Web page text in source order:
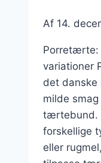
Af 14.
Porretærte:
variationer
det danske
milde
tærtebund.
forskellige
eller